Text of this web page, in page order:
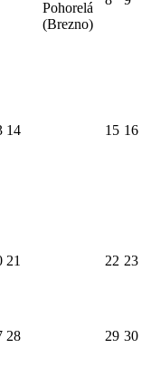
Pohorelá
(Brezno)
14 15 16
21 22 23
28 29 30